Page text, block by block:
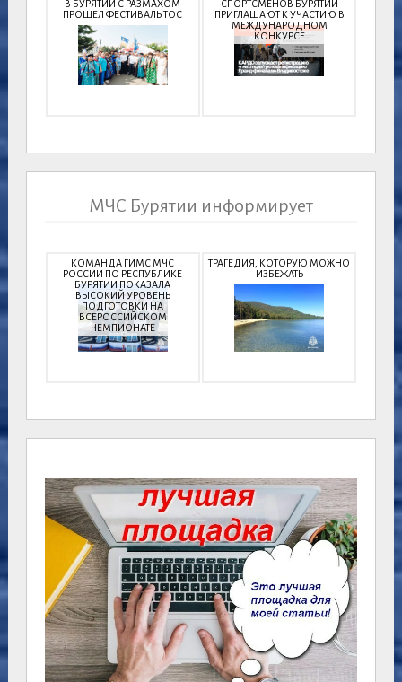
В БУРЯТИИ С РАЗМАХОМ
ПРОШЕЛ ФЕСТИВАЛЬ ТОС
СПОРТСМЕНОВ БУРЯТИИ
ПРИГЛАШАЮТ К УЧАСТИЮ В
МЕЖДУНАРОДНОМ
КОНКУРСЕ
МЧС Бурятии информирует
КОМАНДА ГИМС МЧС
РОССИИ ПО РЕСПУБЛИКЕ
БУРЯТИИ ПОКАЗАЛА
ВЫСОКИЙ УРОВЕНЬ
ПОДГОТОВКИ НА
ВСЕРОССИЙСКОМ
ЧЕМПИОНАТЕ
ТРАГЕДИЯ, КОТОРУЮ МОЖНО
ИЗБЕЖАТЬ